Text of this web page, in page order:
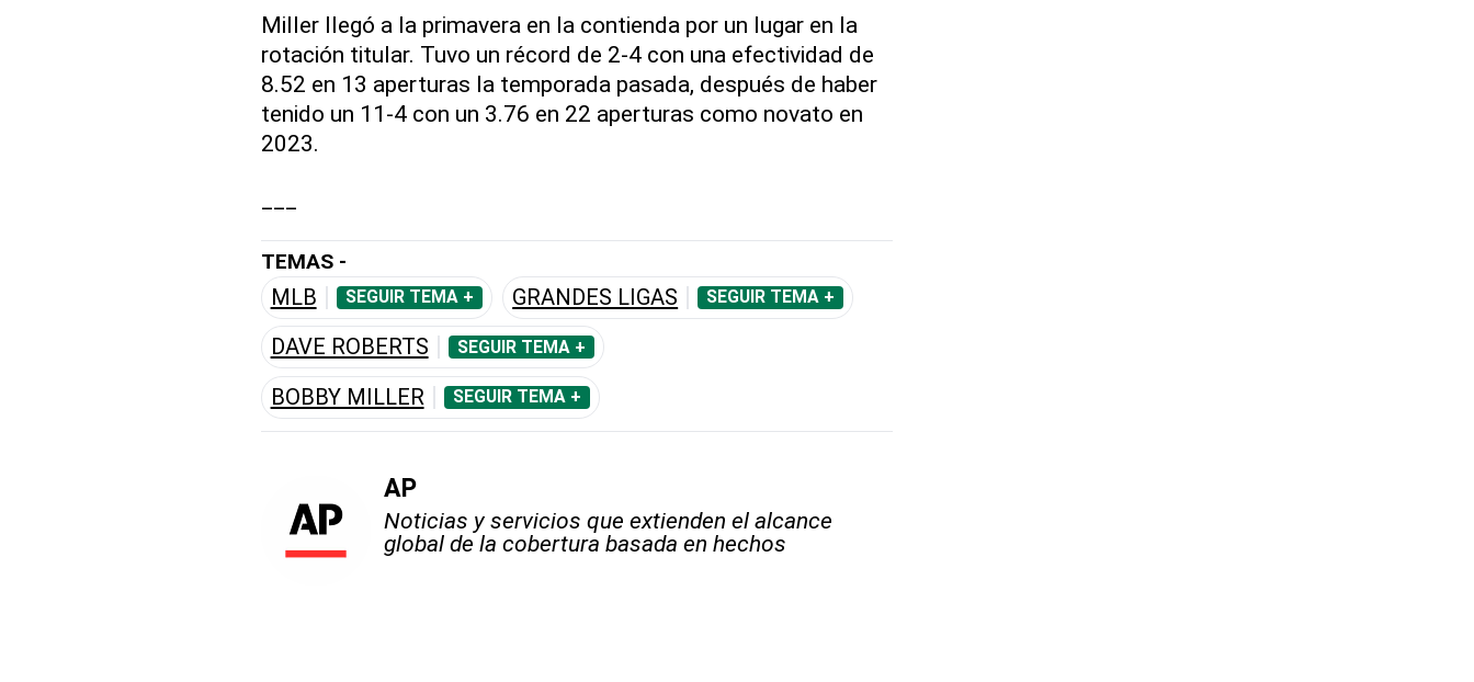
Miller llegó a la primavera en la contienda por un lugar en la
rotación titular. Tuvo un récord de 2-4 con una efectividad de
8.52 en 13 aperturas la temporada pasada, después de haber
tenido un 11-4 con un 3.76 en 22 aperturas como novato en
2023.
TEMAS -
MLB SEGUIR TEMA + GRANDES LIGAS SEGUIR TEMA +
DAVE ROBERTS SEGUIR TEMA +
BOBBY MILLER SEGUIR TEMA +
AP
Noticias y servicios que extienden el alcance
global de la cobertura basada en hechos